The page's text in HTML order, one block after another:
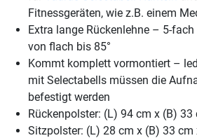
Fitnessgeräten, wie z.B. einem
Extra lange Rückenlehne – 5-
von flach bis 85°
Kommt komplett vormontiert –
mit Selectabells müssen die
befestigt werden
Rückenpolster: (L) 94 cm x (B) 33
Sitzpolster: (L) 28 cm x (B) 33 cm